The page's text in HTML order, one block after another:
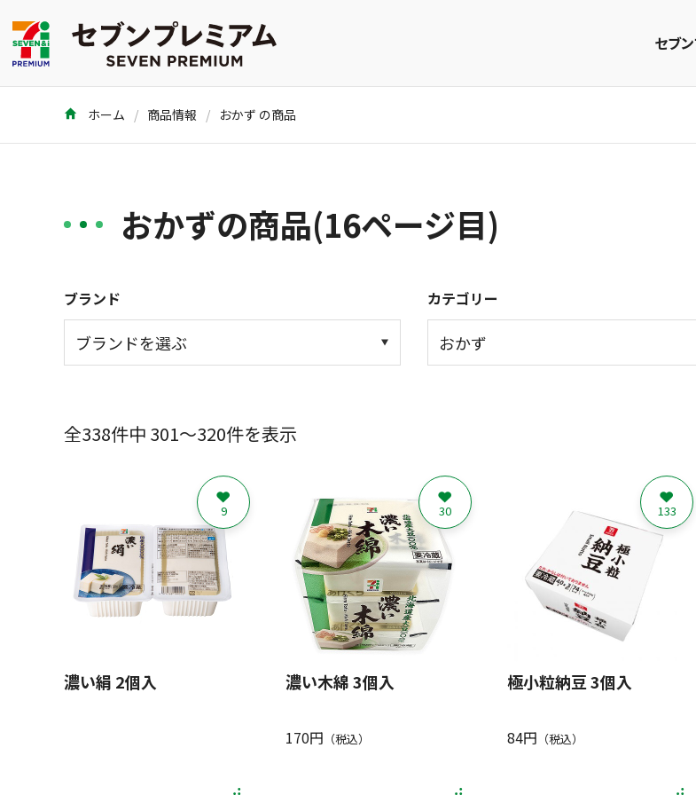
セブ
ホーム 商品情報 おかず の商品
おかずの商品(16ページ目)
ブランド カテゴリー
全338件中 301～320件を表示
濃い絹 2個入
9
濃い木綿 3個入
170円 （税込）
30
極小粒納豆 3個入
84円 （税込）
133